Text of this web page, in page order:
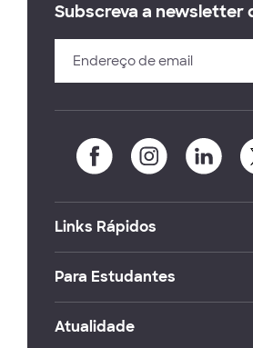
Subscreva a newsletter
Links Rápidos
Para Estudantes
Atualidade